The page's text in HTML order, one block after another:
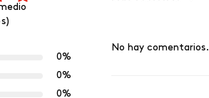
0%
0%
0%
No hay comentarios.